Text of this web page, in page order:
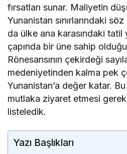
fırsatları sunar. Maliyetin
Yunanistan sınırlarındaki
da ülke ana karasındaki
çapında bir üne sahip
Rönesansının çekirdeği
medeniyetinden kalma pek
Yunanistan’a değer katar.
mutlaka ziyaret etmesi
listeledik.
Yazı Başlıkları